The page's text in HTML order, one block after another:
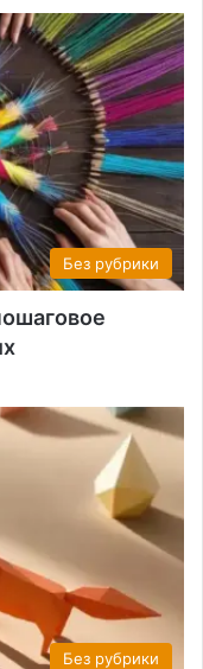
Без рубрики
Без рубрики